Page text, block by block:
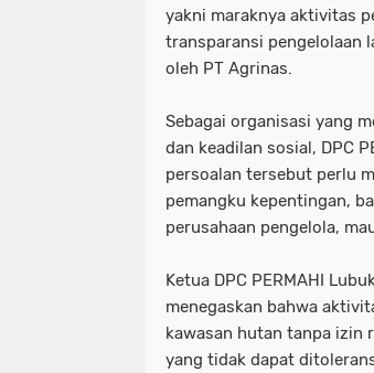
yakni maraknya aktivitas
transparansi pengelolaan
oleh PT Agrinas.
Sebagai organisasi yang
dan keadilan sosial, DPC
persoalan tersebut perlu
pemangku kepentingan,
perusahaan pengelola,
Ketua DPC PERMAHI
menegaskan bahwa
kawasan hutan tanpa izin
yang tidak dapat